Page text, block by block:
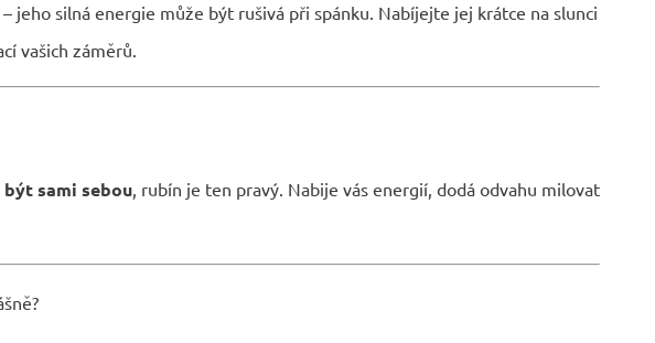
jeho silná energie může být rušivá při spánku. Nabíjejte jej krátce na slunci
vašich záměrů.
sami sebou , rubín je ten pravý. Nabije vás energií, dodá odvahu milovat